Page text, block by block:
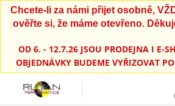
Chcete-li za námi přijet osobně,
ověřte si, že máme otevřeno.
OD 6. - 12.7.26 JSOU PRODEJNA I E-
OBJEDNÁVKY BUDEME VYŘIZOVAT